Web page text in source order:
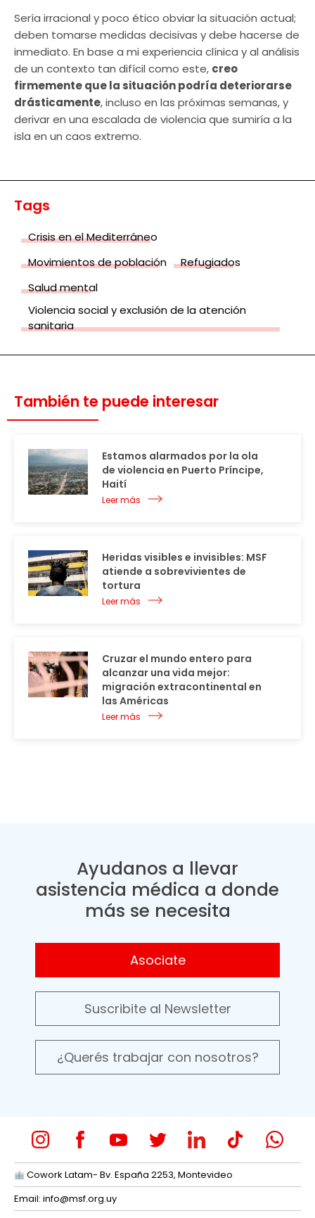
Sería irracional y poco ético obviar la situación actual;
deben tomarse medidas decisivas y debe hacerse de
inmediato. En base a mi experiencia clínica y al análisis
de un contexto tan difícil como este, creo
firmemente que la situación podría deteriorarse
drásticamente, incluso en las próximas semanas, y
derivar en una escalada de violencia que sumiría a la
isla en un caos extremo.
Tags
Crisis en el Mediterráneo
Movimientos de población
Refugiados
Salud mental
Violencia social y exclusión de la atención
sanitaria
También te puede interesar
Estamos alarmados por la ola
de violencia en Puerto Príncipe,
Haití
Leer más
Heridas visibles e invisibles: MSF
atiende a sobrevivientes de
tortura
Leer más
Cruzar el mundo entero para
alcanzar una vida mejor:
migración extracontinental en
las Américas
Leer más
Ayudanos a llevar
asistencia médica a donde
más se necesita
Asociate
Suscribite al Newsletter
¿Querés trabajar con nosotros?
Cowork Latam- Bv. España 2253, Montevideo
Email: info@msf.org.uy